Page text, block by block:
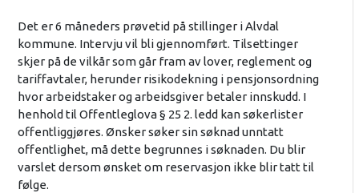
Det er 6 måneders prøvetid på stillinger i Alvdal
kommune. Intervju vil bli gjennomført. Tilsettinger
skjer på de vilkår som går fram av lover, reglement og
tariffavtaler, herunder risikodekning i pensjonsordning
hvor arbeidstaker og arbeidsgiver betaler innskudd. I
henhold til Offentleglova § 25 2. ledd kan søkerlister
offentliggjøres. Ønsker søker sin søknad unntatt
offentlighet, må dette begrunnes i søknaden. Du blir
varslet dersom ønsket om reservasjon ikke blir tatt til
følge.